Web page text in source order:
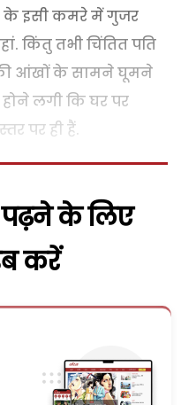
के इसी कमरे में गुजर
किंतु तभी चिंतित पति
आंखों के सामने घूमने
लगी कि घर पर
पर ही हैं.
के लिए
करें